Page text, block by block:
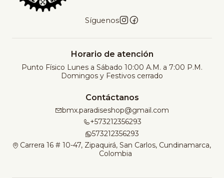
Síguenos
Horario de atención
Punto Físico Lunes a Sábado 10:00 A.M. a 7:00 P.M.
Domingos y Festivos cerrado
Contáctanos
bmx.paradiseshop@gmail.com
+573212356293
573212356293
Carrera 16 # 10-47, Zipaquirá, San Carlos, Cundinamarca,
Colombia